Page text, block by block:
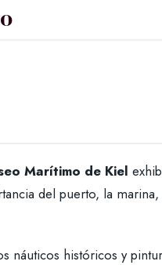
Marítimo de Kiel
del puerto, la
náuticos históricos y